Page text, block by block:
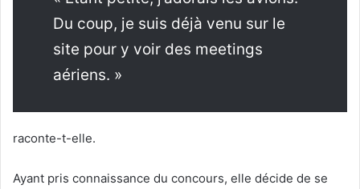
Du coup, je suis déjà venu sur le
site pour y voir des meetings
aériens. »
raconte-t-elle.
Ayant pris connaissance du concours, elle décide de se